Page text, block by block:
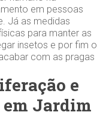
em pessoas
Já as medidas
para manter as
insetos e por fim o
com as pragas
e
Jardim